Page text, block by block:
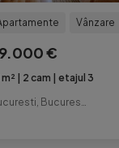
Vânzare
€
m² 2 cam
etajul 3